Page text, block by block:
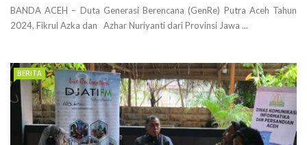
BANDA ACEH – Duta Generasi Berencana (GenRe) Putra Aceh Tahun
2024, Fikrul Azka dan Azhar Nuriyanti dari Provinsi Jawa ...
BERITA